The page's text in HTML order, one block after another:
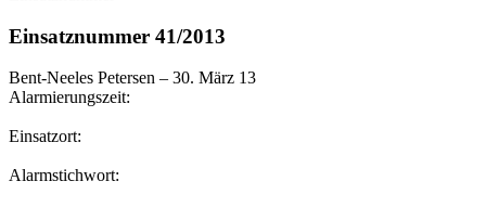
Einsatznummer 41/2013
Bent-Neeles Petersen – 30. März 13
Alarmierungszeit:
Einsatzort:
Alarmstichwort: